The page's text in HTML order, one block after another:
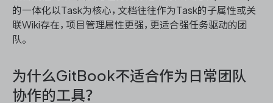
的一体化以Task为核心，文档往往作为Task的子属性或关
联Wiki存在，项目管理属性更强，更适合强任务驱动的团
队。
为什么GitBook不适合作为日常团队
协作的工具？